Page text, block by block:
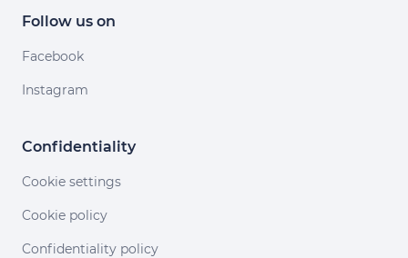
Follow us on
Facebook
Instagram
Confidentiality
Cookie settings
Cookie policy
Confidentiality policy